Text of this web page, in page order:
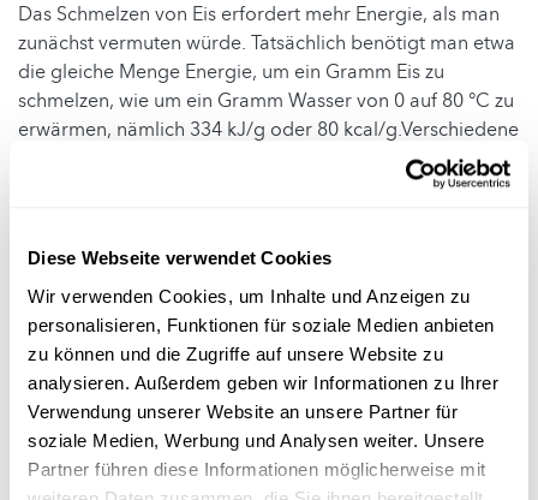
Diese Webseite verwendet Cookies
Wir verwenden Cookies, um Inhalte und Anzeigen zu
personalisieren, Funktionen für soziale Medien anbieten
zu können und die Zugriffe auf unsere Website zu
analysieren. Außerdem geben wir Informationen zu Ihrer
Verwendung unserer Website an unsere Partner für
soziale Medien, Werbung und Analysen weiter. Unsere
Partner führen diese Informationen möglicherweise mit
Das Schmelzen von Eis erfordert mehr Energie, als man
zunächst vermuten würde. Tatsächlich benötigt man etwa
die gleiche Menge Energie, um ein Gramm Eis zu
schmelzen, wie um ein Gramm Wasser von 0 auf 80 °C zu
erwärmen, nämlich 334 kJ/g oder 80 kcal/g.Verschiedene
Methoden und Kombinationen können genutzt werden,
um diese Energie schnellstmöglich dem Eis zuzuführen:
Raumtemperatur kann die Umgebungsluft zum
Schmelzen genutzt werden. Das dauert jedoch etwas.
Beschleunigt wird dieser Prozess, indem man das Eis
zerkleinert und somit die Kontaktfläche mit der
Umgebungsluft erhöht.
Ventilator:Mittels Ventilator bläst man ständig
“warme”, also circa 22 Grad warme Luft auf das Eis.
Ausserdem, steigt die Luftfeuchtigkeit in der